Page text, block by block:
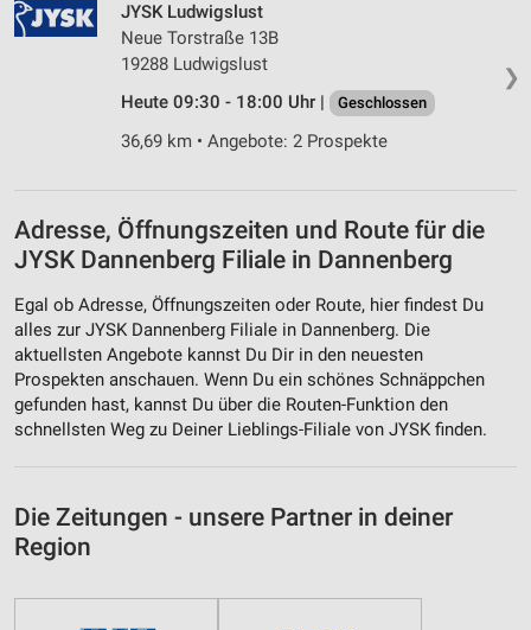
❯
JYSK Ludwigslust
Neue Torstraße 13B
19288 Ludwigslust
Heute 09:30 - 18:00 Uhr |
Geschlossen
36,69 km • Angebote: 2 Prospekte
Adresse, Öffnungszeiten und Route für die
JYSK Dannenberg Filiale in Dannenberg
Egal ob Adresse, Öffnungszeiten oder Route, hier findest Du
alles zur JYSK Dannenberg Filiale in Dannenberg. Die
aktuellsten Angebote kannst Du Dir in den neuesten
Prospekten anschauen. Wenn Du ein schönes Schnäppchen
gefunden hast, kannst Du über die Routen-Funktion den
schnellsten Weg zu Deiner Lieblings-Filiale von JYSK finden.
Die Zeitungen - unsere Partner in deiner
Region